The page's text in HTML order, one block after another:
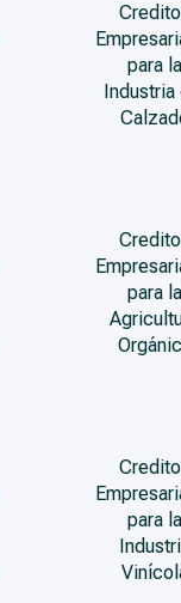
para la
Industria
para la
para la